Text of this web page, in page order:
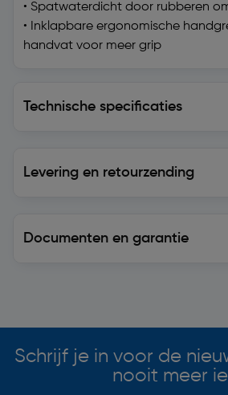
• Spatwaterdicht door rubberen
• Inklapbare ergonomische
handvat voor meer grip
Technische specificaties
Levering en retourzending
Documenten en garantie
Schrijf je in voor de
nooit meer